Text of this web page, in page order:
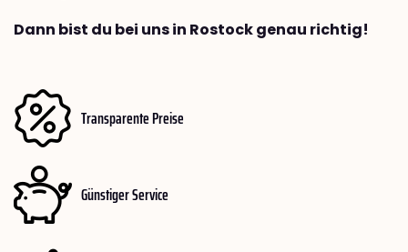
Dann bist du bei uns in Rostock genau richtig!
Transparente Preise
Günstiger Service